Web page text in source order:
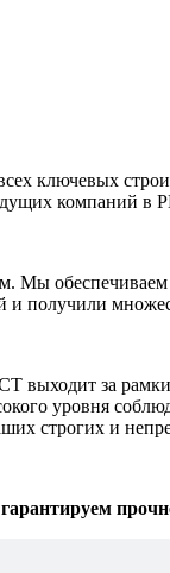
ключевых
компаний в
обеспечиваем
получили
за рамки
уровня
строгих и